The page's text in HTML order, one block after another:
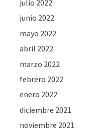
julio 2022
junio 2022
mayo 2022
abril 2022
marzo 2022
febrero 2022
enero 2022
diciembre 2021
noviembre 2021